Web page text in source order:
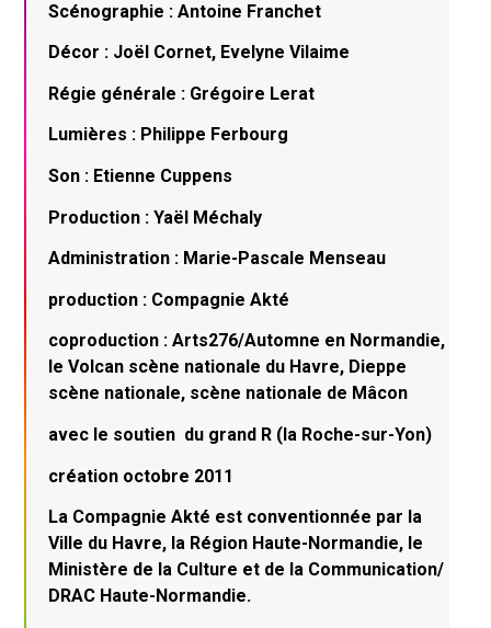
Scénographie : Antoine Franchet
Décor : Joël Cornet, Evelyne Vilaime
Régie générale : Grégoire Lerat
Lumières : Philippe Ferbourg
Son : Etienne Cuppens
Production : Yaël Méchaly
Administration : Marie-Pascale Menseau
production : Compagnie Akté
coproduction : Arts276/Automne en Normandie,
le Volcan scène nationale du Havre, Dieppe
scène nationale, scène nationale de Mâcon
avec le soutien du grand R (la Roche-sur-Yon)
création octobre 2011
La Compagnie Akté est conventionnée par la
Ville du Havre, la Région Haute-Normandie, le
Ministère de la Culture et de la Communication/
DRAC Haute-Normandie.